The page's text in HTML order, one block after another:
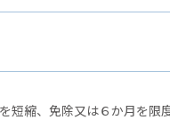
短縮、免除又は６か月を限